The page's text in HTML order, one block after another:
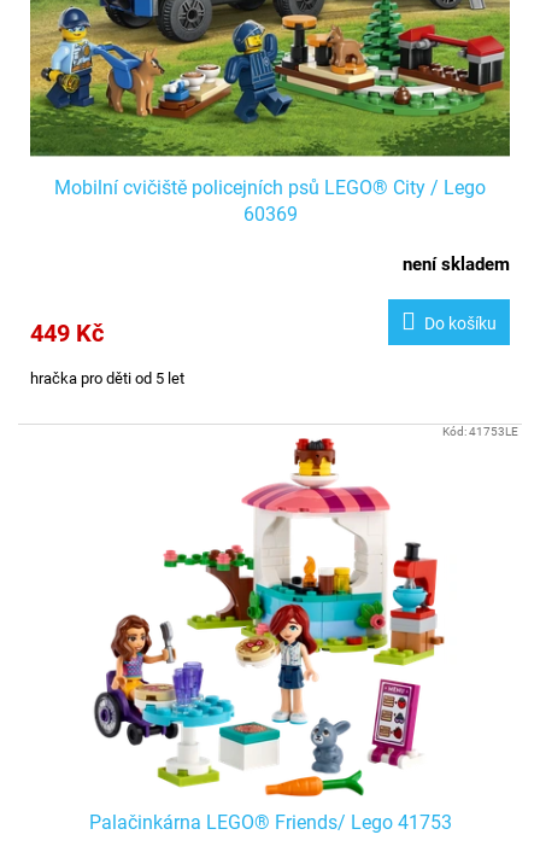
Mobilní cvičiště policejních psů LEGO® City / Lego
60369
není skladem
449 Kč Do košíku
hračka pro děti od 5 let
Palačinkárna LEGO® Friends/ Lego 41753
Kód:41753LE